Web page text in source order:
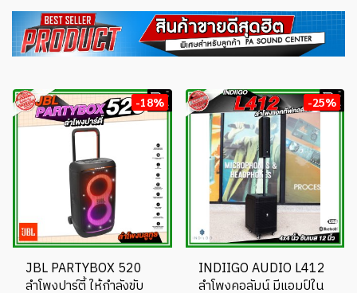
-18%
JBL PARTYBOX 520
ลำโพงปาร์ตี้ ให้กำลังขับ
-25%
INDIIGO AUDIO L412
ลำโพงคอลัมน์ มีแอมป์ใน